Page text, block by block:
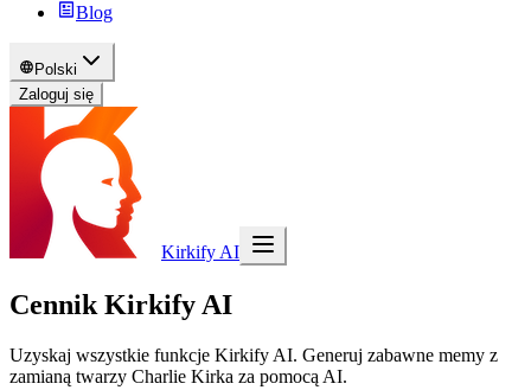
Blog
Polski
Zaloguj się
Kirkify AI
Cennik Kirkify AI
Uzyskaj wszystkie funkcje Kirkify AI. Generuj zabawne memy z
zamianą twarzy Charlie Kirka za pomocą AI.